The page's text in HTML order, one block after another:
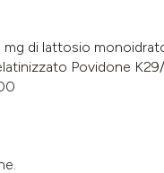
di lattosio
Povidone